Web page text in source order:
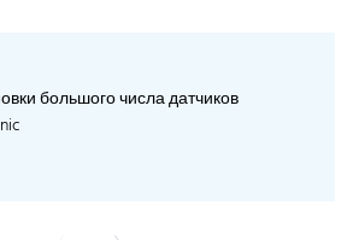
большого числа датчиков